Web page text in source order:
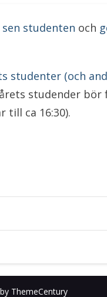
studenten och
studenter (och
studender bör
till ca 16:30).
ThemeCentury